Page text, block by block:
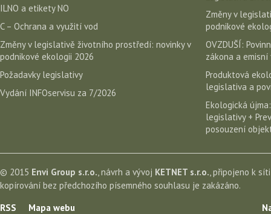
ILNO a etikety NO
C – Ochrana a využití vod
Změny v legislativě životního prostředí: novinky v
podnikové ekologii 2026
Požadavky legislativy
Vydání INFOservisu za 7/2026
Změny v
podnikové
OVZDUŠÍ:
zákona a emisní
Produktová
legislativa a
Ekologická
legislativy +
posouzení
© 2015 Envi Group s.r.o., návrh a vývoj KETNET s.r.o., připojeno k
kopírování bez předchozího písemného souhlasu je zakázáno.
RSS
Mapa webu